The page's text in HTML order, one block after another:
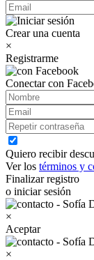
Crear una cuenta
×
Registrarme
Conectar con
Quiero recibir
Ver los términos y
Finalizar registro
o iniciar sesión
×
Aceptar
×